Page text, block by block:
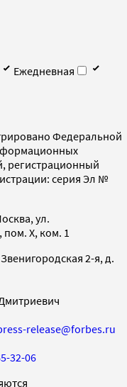
Ежедневная
Федеральной
регистрационный
серия Эл №
ул.
пом. X, ком. 1
2-я, д.
release@forbes.ru
32-06